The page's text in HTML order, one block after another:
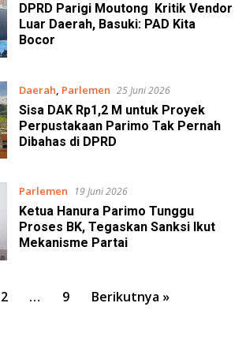
DPRD Parigi Moutong Kritik Vendor
Luar Daerah, Basuki: PAD Kita
Bocor
Daerah, Parlemen 25 Juni 2026
Sisa DAK Rp1,2 M untuk Proyek
Perpustakaan Parimo Tak Pernah
Dibahas di DPRD
Parlemen 19 Juni 2026
Ketua Hanura Parimo Tunggu
Proses BK, Tegaskan Sanksi Ikut
Mekanisme Partai
2 … 9 Berikutnya »